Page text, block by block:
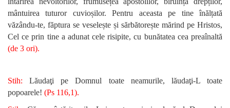
mântuirea tuturor cuvioșilor. Pentru aceasta pe tine înălțată
văzându-te, făptura se veselește și sărbătorește mărind pe Hristos,
Cel ce prin tine a adunat cele risipite, cu bunătatea cea preaînaltă
(de 3 ori).
Stih: Lăudaţi pe Domnul toate neamurile, lăudaţi-L toate
popoarele! (Ps 116,1).